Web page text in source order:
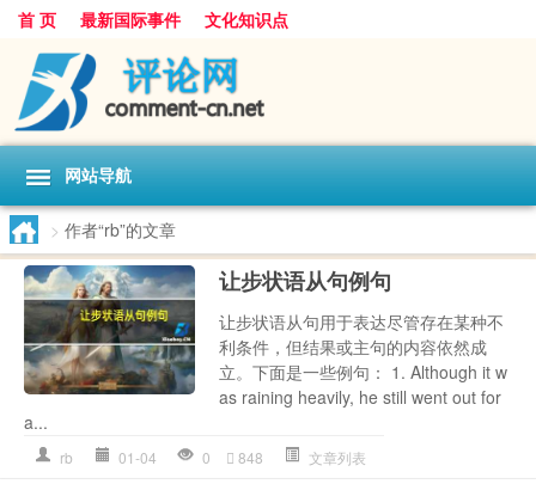
首 页 最新国际事件 文化知识点
网站导航
> 作者“rb”的文章
让步状语从句例句
让步状语从句用于表达尽管存在某种不
利条件，但结果或主句的内容依然成
立。下面是一些例句： 1. Although it w
as raining heavily, he still went out for
a...
rb 01-04 0 848 文章列表